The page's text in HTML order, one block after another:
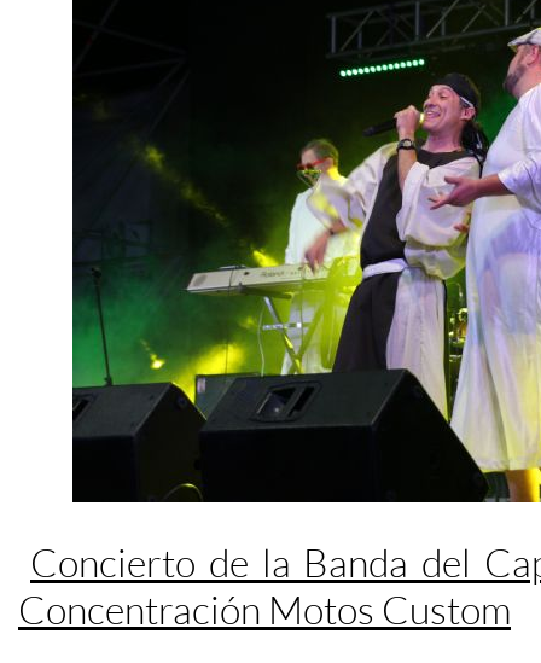
Concierto de la Banda del
Concentración Motos Custom